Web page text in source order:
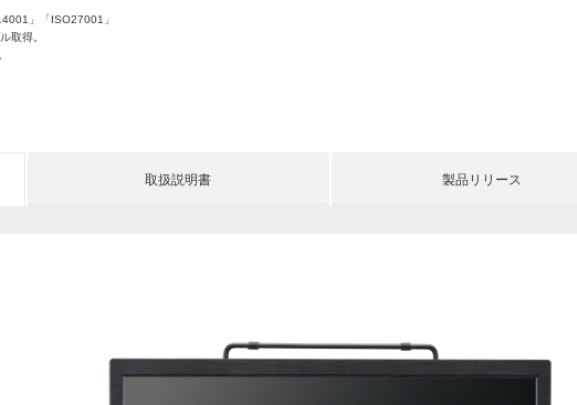
」「ISO27001」
取得。
取扱説明書 製品リリース